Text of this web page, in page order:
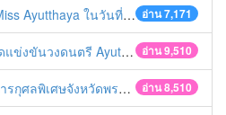
อ่าน 7,171
ในวันที่ 15 ธันวาคม 2560
อ่าน 9,510
Ayutthaya battle of the bands
อ่าน 8,510
งหวัดพระนครศรีอยุธยา 2560